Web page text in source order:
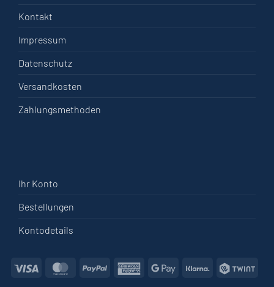
Kontakt
Impressum
Datenschutz
Versandkosten
Zahlungsmethoden
Ihr Konto
Bestellungen
Kontodetails
Visa MasterCardPayPal American Express
Google PayKlarna